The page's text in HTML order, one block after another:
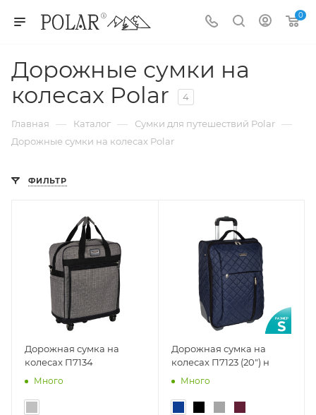
0
Дорожные сумки на
колесах Polar
4
Главная — Каталог — Сумки для путешествий Polar —
Дорожные сумки на колесах Polar
ФИЛЬТР
Дорожная сумка на
колесах П7134
Много
Дорожная сумка на
колесах П7123 (20") н
Много